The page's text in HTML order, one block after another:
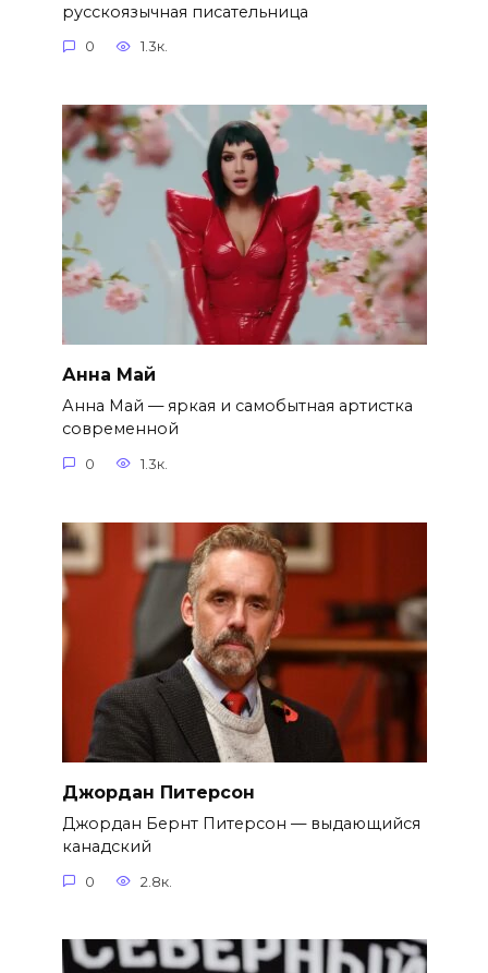
русскоязычная писательница
0 1.3к.
Анна Май
Анна Май — яркая и самобытная артистка
современной
0 1.3к.
Джордан Питерсон
Джордан Бернт Питерсон — выдающийся
канадский
0 2.8к.